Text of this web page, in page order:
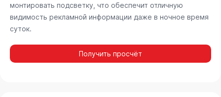
монтировать подсветку, что обеспечит отличную
видимость рекламной информации даже в ночное время
суток.
Получить просчёт